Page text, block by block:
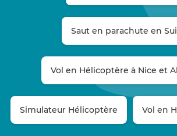
Saut en parachute en
Vol en Hélicoptère à Nice et
Simulateur Hélicoptère Vol en